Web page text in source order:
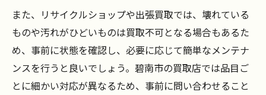
また、リサイクルショップや出張買取では、壊れている
ものや汚れがひどいものは買取不可となる場合もあるた
め、事前に状態を確認し、必要に応じて簡単なメンテナ
ンスを行うと良いでしょう。碧南市の買取店では品目ご
とに細かい対応が異なるため、事前に問い合わせること